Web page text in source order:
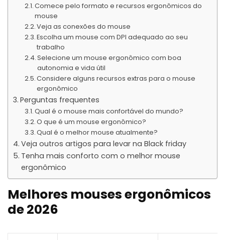
Comece pelo formato e recursos ergonômicos do
mouse
Veja as conexões do mouse
Escolha um mouse com DPI adequado ao seu
trabalho
Selecione um mouse ergonômico com boa
autonomia e vida útil
Considere alguns recursos extras para o mouse
ergonômico
Perguntas frequentes
Qual é o mouse mais confortável do mundo?
O que é um mouse ergonômico?
Qual é o melhor mouse atualmente?
Veja outros artigos para levar na Black friday
Tenha mais conforto com o melhor mouse
ergonômico
Melhores mouses ergonômicos
de 2026